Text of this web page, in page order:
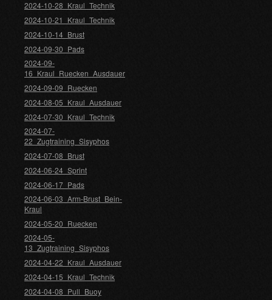
2024-10-28_Kraul_Technik
2024-10-21_Kraul_Technik
2024-10-14_Brust
2024-09-30_Pads
2024-09-
16_Kraul_Ruecken_Ausdauer
2024-09-09_Ruecken
2024-08-05_Kraul_Ausdauer
2024-07-30_Kraul_Technik
2024-07-
22_Zugtraining_Sisyphos
2024-07-08_Brust
2024-06-24_Sprint
2024-06-17_Pads
2024-06-03_Arm-Brust_Bein-
Kraul
2024-05-20_Ruecken
2024-05-
13_Zugtraining_Sisyphos
2024-04-22_Kraul_Ausdauer
2024-04-15_Kraul_Technik
2024-04-08_Pull_Buoy